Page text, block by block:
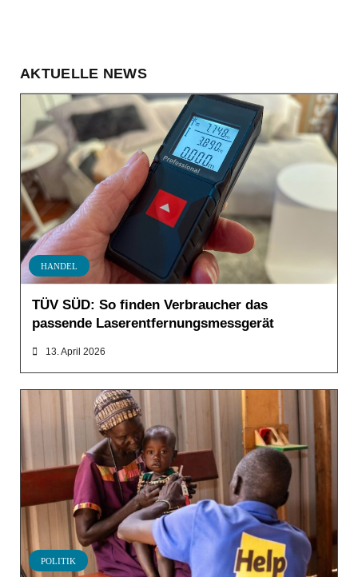
AKTUELLE NEWS
HANDEL
TÜV SÜD: So finden Verbraucher das
passende Laserentfernungsmessgerät
13. April 2026
POLITIK